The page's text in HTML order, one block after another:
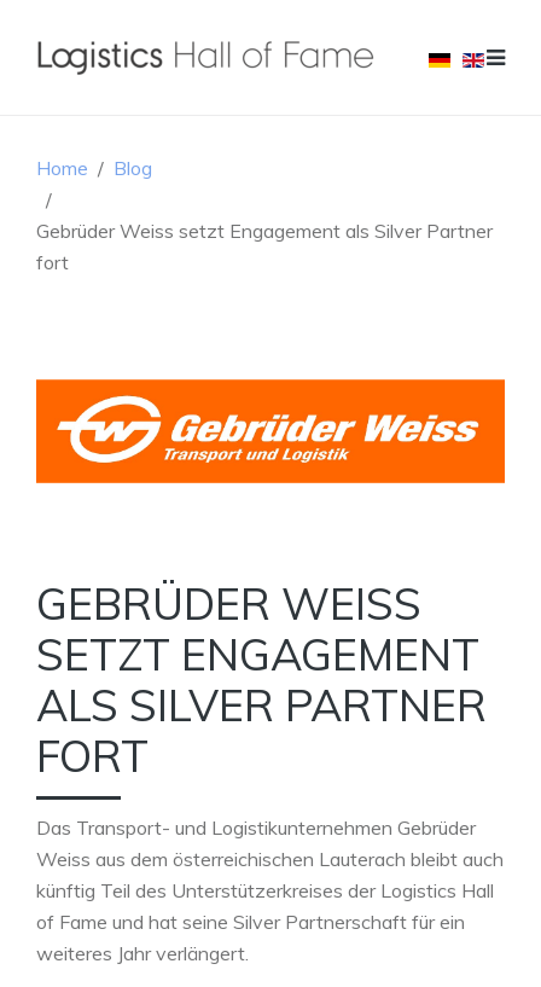
Home Blog
Gebrüder Weiss setzt Engagement als Silver Partner
fort
GEBRÜDER WEISS
SETZT ENGAGEMENT
ALS SILVER PARTNER
FORT
Das Transport- und Logistikunternehmen Gebrüder
Weiss aus dem österreichischen Lauterach bleibt auch
künftig Teil des Unterstützerkreises der Logistics Hall
of Fame und hat seine Silver Partnerschaft für ein
weiteres Jahr verlängert.